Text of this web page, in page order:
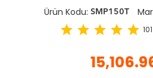
Ürün Kodu: SMP150T
star star star star star 101